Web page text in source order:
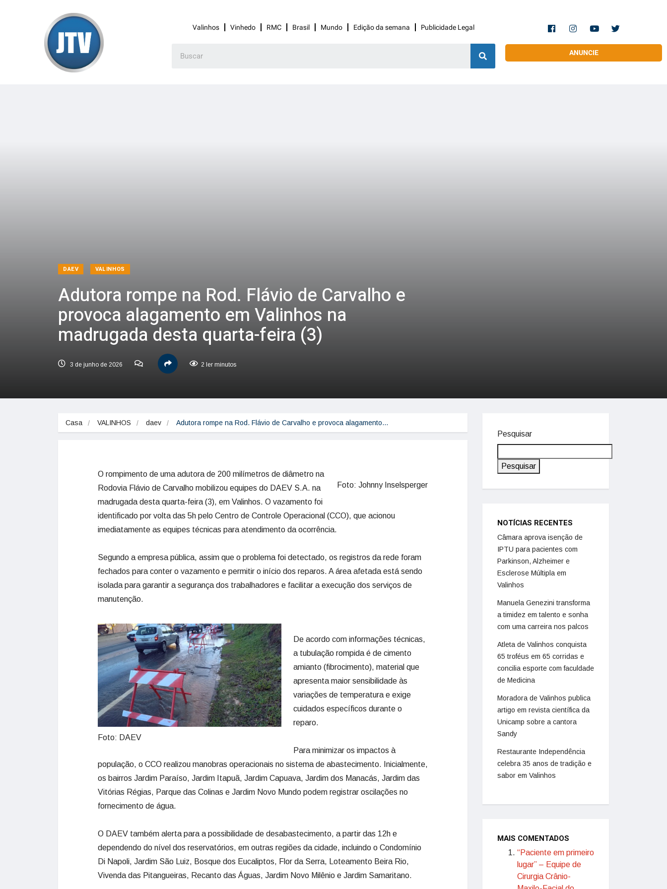
Valinhos Vinhedo RMC Brasil Mundo Edição da semana Publicidade Legal
ANUNCIE
DAEV VALINHOS
Adutora rompe na Rod. Flávio de Carvalho e
provoca alagamento em Valinhos na
madrugada desta quarta-feira (3)
3 de junho de 2026 2 ler minutos
Casa VALINHOS daev Adutora rompe na Rod. Flávio de Carvalho e provoca alagamento…
Foto: Johnny Inselsperger
O rompimento de uma adutora de 200 milímetros de diâmetro na
Rodovia Flávio de Carvalho mobilizou equipes do DAEV S.A. na
madrugada desta quarta-feira (3), em Valinhos. O vazamento foi
identificado por volta das 5h pelo Centro de Controle Operacional (CCO), que acionou
imediatamente as equipes técnicas para atendimento da ocorrência.
Segundo a empresa pública, assim que o problema foi detectado, os registros da rede foram
fechados para conter o vazamento e permitir o início dos reparos. A área afetada está sendo
isolada para garantir a segurança dos trabalhadores e facilitar a execução dos serviços de
manutenção.
Foto: DAEV
De acordo com informações técnicas,
a tubulação rompida é de cimento
amianto (fibrocimento), material que
apresenta maior sensibilidade às
variações de temperatura e exige
cuidados específicos durante o
reparo.
Para minimizar os impactos à
população, o CCO realizou manobras operacionais no sistema de abastecimento. Inicialmente,
os bairros Jardim Paraíso, Jardim Itapuã, Jardim Capuava, Jardim dos Manacás, Jardim das
Vitórias Régias, Parque das Colinas e Jardim Novo Mundo podem registrar oscilações no
fornecimento de água.
O DAEV também alerta para a possibilidade de desabastecimento, a partir das 12h e
dependendo do nível dos reservatórios, em outras regiões da cidade, incluindo o Condomínio
Di Napoli, Jardim São Luiz, Bosque dos Eucaliptos, Flor da Serra, Loteamento Beira Rio,
Vivenda das Pitangueiras, Recanto das Águas, Jardim Novo Milênio e Jardim Samaritano.
Pesquisar
Pesquisar
NOTÍCIAS RECENTES
Câmara aprova isenção de
IPTU para pacientes com
Parkinson, Alzheimer e
Esclerose Múltipla em
Valinhos
Manuela Genezini transforma
a timidez em talento e sonha
com uma carreira nos palcos
Atleta de Valinhos conquista
65 troféus em 65 corridas e
concilia esporte com faculdade
de Medicina
Moradora de Valinhos publica
artigo em revista científica da
Unicamp sobre a cantora
Sandy
Restaurante Independência
celebra 35 anos de tradição e
sabor em Valinhos
MAIS COMENTADOS
“Paciente em primeiro
lugar” – Equipe de
Cirurgia Crânio-